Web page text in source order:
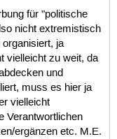
für "politische
nicht extremistisch
ja
vielleicht zu weit, da
und
muss es hier ja
vielleicht
Verantwortlichen
ergänzen etc. M.E.